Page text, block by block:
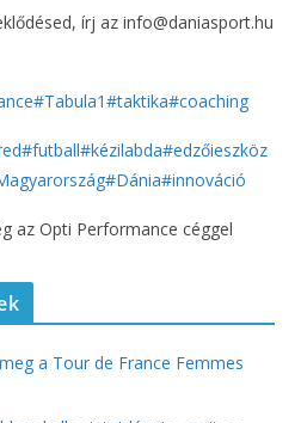
írj az info@daniasport.hu
#Tabula1#taktika#coaching
#futball#kézilabda#edzőieszköz
#Dánia#innováció
az Opti Performance céggel
a Tour de France Femmes